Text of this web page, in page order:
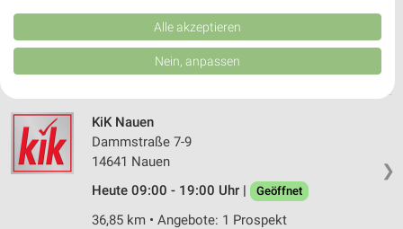
❯
13405 Berlin Reinickendorf
Heute 09:00 - 20:00 Uhr | Geöffnet
7,80 km • Angebote: 1 Prospekt
❯
KiK Nauen
Dammstraße 7-9
14641 Nauen
Heute 09:00 - 19:00 Uhr |
Geöffnet
36,85 km • Angebote: 1 Prospekt
Kombinationen von Daten aus verschiedenen Quellen. Entwicklung und
Verbesserung der Angebote. Verwendung reduzierter Daten zur Auswahl
von Inhalten.
Daten können außerhalb der Europäischen Union weitergegeben und in die
Website/App.
Partnerliste anzeigen (1 IAB-Anbieter)
Wir nutzen Ihre Daten für folgende Zwecke:
IAB-Verarbeitungszwecke:
Speichern von oder Zugriff auf Informationen
auf einem Endgerät
Alle akzeptieren
Nein, anpassen